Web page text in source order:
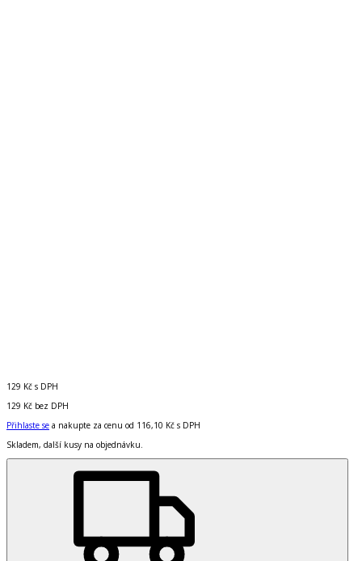
129 Kč s DPH
129 Kč bez DPH
Přihlaste se a nakupte za cenu od 116,10 Kč s DPH
Skladem, další kusy na objednávku.